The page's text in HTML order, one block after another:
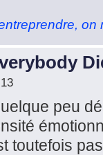
on
peu
toutefois